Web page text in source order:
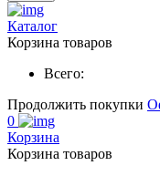
Каталог
Корзина товаров
Всего:
Продолжить покупки
0
Корзина
Корзина товаров